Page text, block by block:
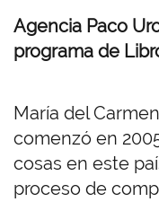
Agencia Paco
programa de
María del
comenzó en
cosas en este
proceso de